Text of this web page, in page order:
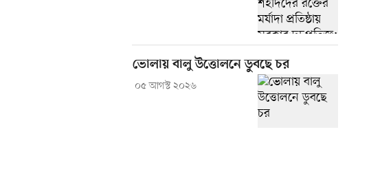
ভোলায় বালু উত্তোলনে ডুবছে চর
০৫ আগস্ট ২০২৬